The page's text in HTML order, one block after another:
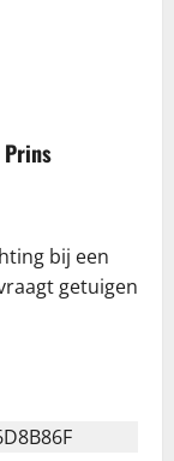
bij een
getuigen